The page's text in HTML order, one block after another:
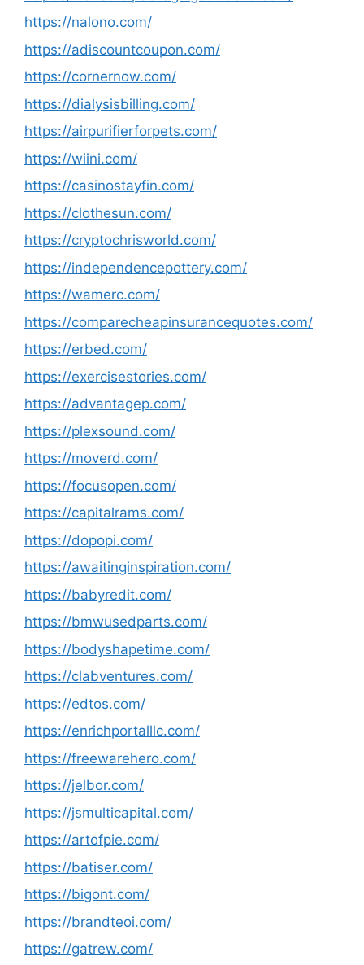
https://nalono.com/
https://adiscountcoupon.com/
https://cornernow.com/
https://dialysisbilling.com/
https://airpurifierforpets.com/
https://wiini.com/
https://casinostayfin.com/
https://clothesun.com/
https://cryptochrisworld.com/
https://independencepottery.com/
https://wamerc.com/
https://comparecheapinsurancequotes.com/
https://erbed.com/
https://exercisestories.com/
https://advantagep.com/
https://plexsound.com/
https://moverd.com/
https://focusopen.com/
https://capitalrams.com/
https://dopopi.com/
https://awaitinginspiration.com/
https://babyredit.com/
https://bmwusedparts.com/
https://bodyshapetime.com/
https://clabventures.com/
https://edtos.com/
https://enrichportalllc.com/
https://freewarehero.com/
https://jelbor.com/
https://jsmulticapital.com/
https://artofpie.com/
https://batiser.com/
https://bigont.com/
https://brandteoi.com/
https://gatrew.com/